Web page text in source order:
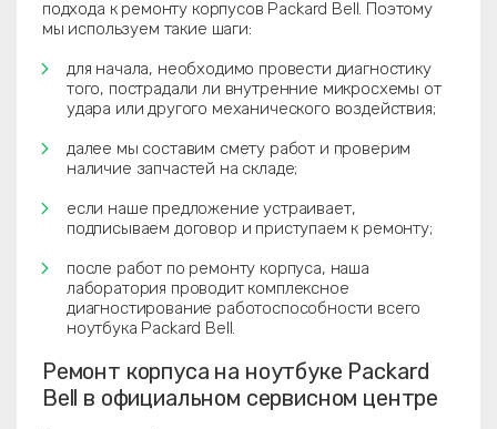
подхода к ремонту корпусов Packard Bell. Поэтому
мы используем такие шаги:
для начала, необходимо провести диагностику
того, пострадали ли внутренние микросхемы от
удара или другого механического воздействия;
далее мы составим смету работ и проверим
наличие запчастей на складе;
если наше предложение устраивает,
подписываем договор и приступаем к ремонту;
после работ по ремонту корпуса, наша
лаборатория проводит комплексное
диагностирование работоспособности всего
ноутбука Packard Bell.
Ремонт корпуса на ноутбуке Packard
Bell в официальном сервисном центре